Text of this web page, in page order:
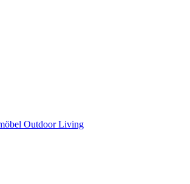
Outdoor Living